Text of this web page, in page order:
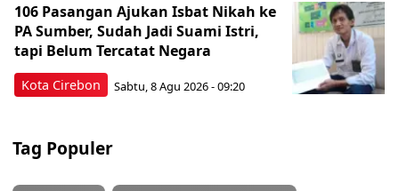
Kota Cirebon
106 Pasangan Ajukan Isbat Nikah ke
PA Sumber, Sudah Jadi Suami Istri,
tapi Belum Tercatat Negara
Sabtu, 8 Agu 2026 - 09:20
Tag Populer